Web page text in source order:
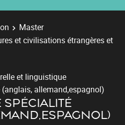
Master
et civilisations étrangères et
et linguistique
allemand,espagnol)